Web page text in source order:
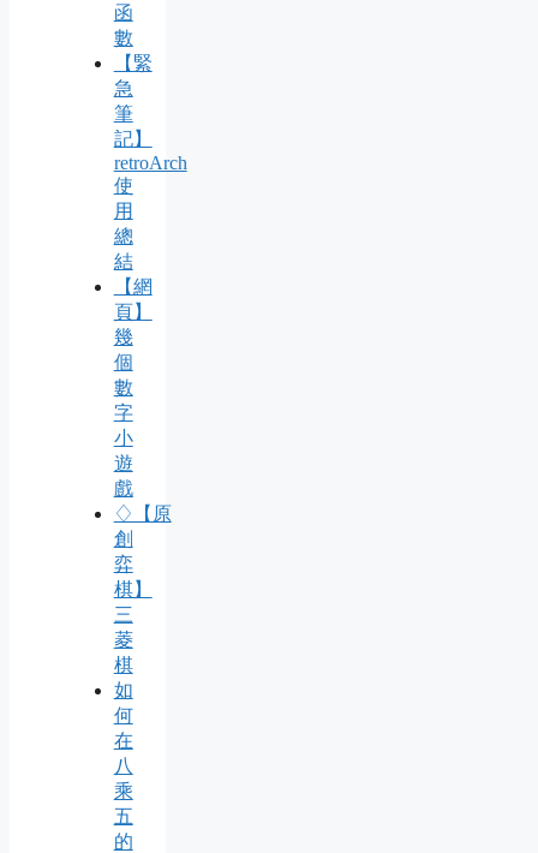
函
數
【緊
急
筆
記】
retroArch
使
用
總
結
【網
頁】
幾
個
數
字
小
遊
戲
♢【原
創
弈
棋】
三
菱
棋
如
何
在
八
乘
五
的